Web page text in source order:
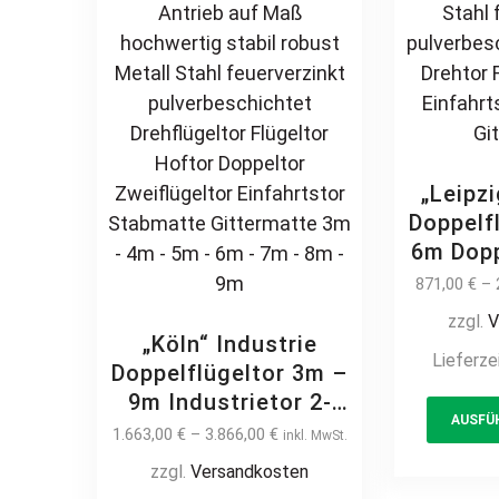
„Köln“ Industrie
Doppelflügeltor 3m –
9m Industrietor 2-
flügelig
Doppelstabmatte
8/6/8 schwere
1.663,00 €– 3.866,00 € inkl. MwSt.
zzgl. Versandkosten
6m
871,00€ –
zzgl.